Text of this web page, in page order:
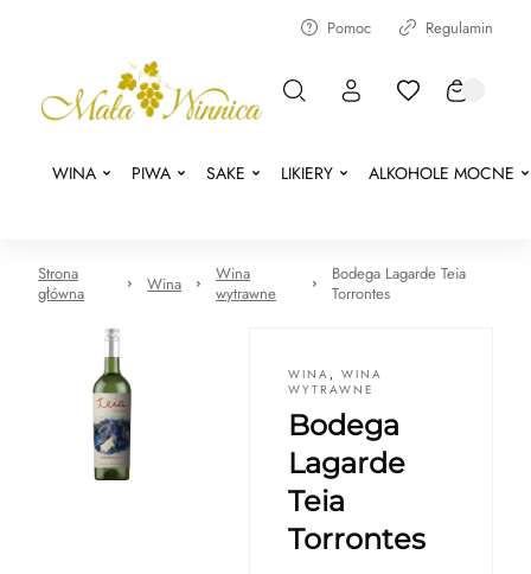
Pomoc Regulamin
WINA PIWA SAKE LIKIERY ALKOHOLE MOCNE
Strona
główna
Wina
Wina
wytrawne
Bodega Lagarde Teia
Torrontes
WINA , WINA
WYTRAWNE
Bodega
Lagarde
Teia
Torrontes